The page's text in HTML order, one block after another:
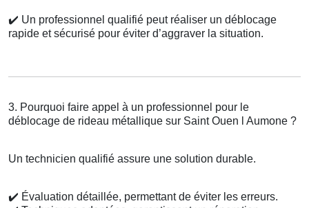
✔️ Un professionnel qualifié peut réaliser un déblocage
rapide et sécurisé pour éviter d’aggraver la situation.
3. Pourquoi faire appel à un professionnel pour le
déblocage de rideau métallique sur Saint Ouen l Aumone ?
Un technicien qualifié assure une solution durable.
✔️ Évaluation détaillée, permettant de éviter les erreurs.